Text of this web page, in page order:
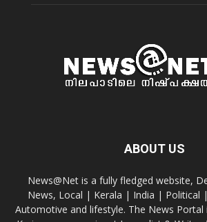
ABOUT US
News@Net is a fully fledged website,
News, Local | Kerala | India | Political
Automotive and lifestyle. The News